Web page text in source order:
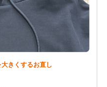
きくするお直し